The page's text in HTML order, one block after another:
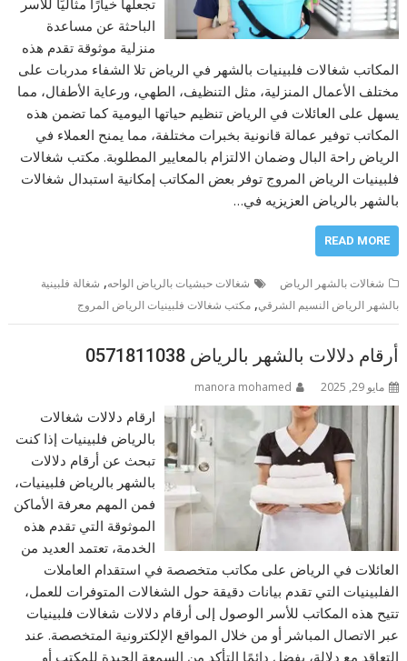
تجعلها خيارًا مثاليًا للأسر
الباحثة عن مساعدة
منزلية موثوقة تقدم هذه
المكاتب شغالات فلبينيات بالشهر في الرياض تلا الشفاء مدربات على
مختلف الأعمال المنزلية، مثل التنظيف، الطهي، ورعاية الأطفال، مما
يسهل على العائلات في الرياض تنظيم حياتها اليومية كما تضمن هذه
المكاتب توفير عمالة قانونية بخبرات مختلفة، مما يمنح العملاء في
الرياض راحة البال وضمان الالتزام بالمعايير المطلوبة. مكتب شغالات
فلبينيات الرياض المروج توفر بعض المكاتب إمكانية استبدال شغالات
بالشهر بالرياض العزيزيه في…
READ MORE
شغالات بالشهر الرياض شغالات حبشيات بالرياض الواحه, شغالة فلبينية
بالشهر الرياض النسيم الشرقي,مكتب شغالات فلبينيات الرياض المروج
أرقام دلالات بالشهر بالرياض 0571811038
مايو 29, 2025 manora mohamed
ارقام دلالات شغالات
بالرياض فلبينيات إذا كنت
تبحث عن أرقام دلالات
بالشهر بالرياض فلبينيات،
فمن المهم معرفة الأماكن
الموثوقة التي تقدم هذه
الخدمة، تعتمد العديد من
العائلات في الرياض على مكاتب متخصصة في استقدام العاملات
الفلبينيات التي تقدم بيانات دقيقة حول الشغالات المتوفرات للعمل،
تتيح هذه المكاتب للأسر الوصول إلى أرقام دلالات شغالات فلبينيات
عبر الاتصال المباشر أو من خلال المواقع الإلكترونية المتخصصة. عند
التعاقد مع دلالة، يفضل دائمًا التأكد من السمعة الجيدة للمكتب أو